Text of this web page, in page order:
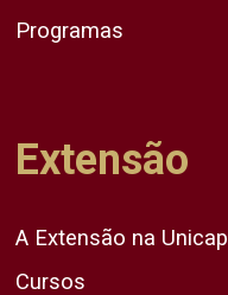
Programas
Extensão
A Extensão na Unicap
Cursos